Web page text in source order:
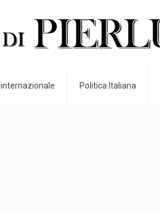
Politica Italiana